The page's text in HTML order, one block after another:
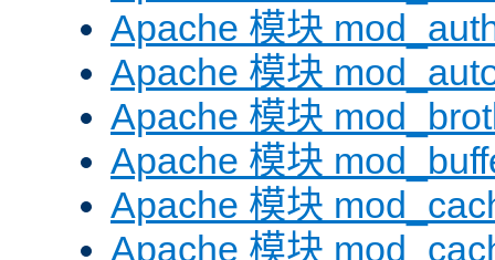
Apache 模块
Apache 模块
Apache 模块
Apache 模块
Apache 模块
Apache 模块